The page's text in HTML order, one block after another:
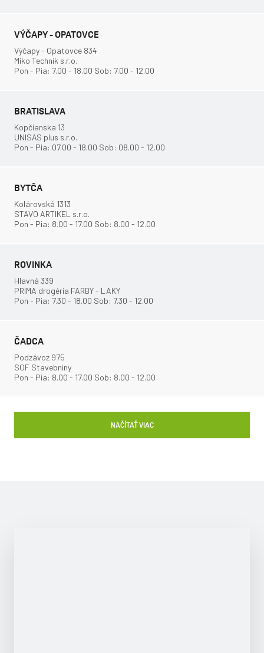
VÝČAPY - OPATOVCE
Výčapy - Opatovce 834
Miko Technik s.r.o.
Pon - Pia: 7.00 - 18.00 Sob: 7.00 - 12.00
BRATISLAVA
Kopčianska 13
UNISAS plus s.r.o.
Pon - Pia: 07.00 - 18.00 Sob: 08.00 - 12.00
BYTČA
Kolárovská 1313
STAVO ARTIKEL s.r.o.
Pon - Pia: 8.00 - 17.00 Sob: 8.00 - 12.00
ROVINKA
Hlavná 339
PRIMA drogéria FARBY - LAKY
Pon - Pia: 7.30 - 18.00 Sob: 7.30 - 12.00
ČADCA
Podzávoz 975
SOF Stavebniny
Pon - Pia: 8.00 - 17.00 Sob: 8.00 - 12.00
NAČÍTAŤ VIAC